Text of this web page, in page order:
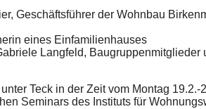
Geschäftsführer der Wohnbau
eines Einfamilienhauses
Langfeld, Baugruppenmitglieder
Teck in der Zeit vom Montag 19.2.-
Seminars des Instituts für